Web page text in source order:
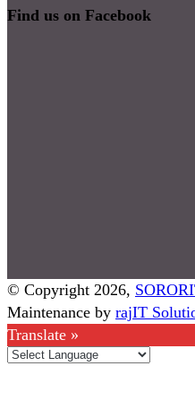
Find us on Facebook
© Copyright 2026,
Maintenance by rajIT
Translate »